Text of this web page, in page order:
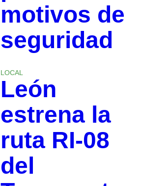
motivos de
seguridad
LOCAL
León
estrena la
ruta RI-08
del